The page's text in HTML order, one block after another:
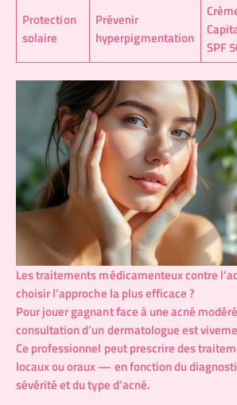
Protection
solaire
Prévenir
hyperpigmentation
SPF
Les traitements médicamenteux contre
choisir l’approche la plus efficace ?
Pour jouer gagnant face à une acné
consultation d’un dermatologue est
Ce professionnel peut prescrire des
locaux ou oraux — en fonction du
sévérité et du type d’acné.